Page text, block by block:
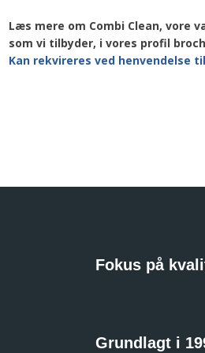
Læs mere om Combi Clean, vore
som vi tilbyder, i vores profil
Kan rekvireres ved henvendelse
Fokus på
Grundlagt i